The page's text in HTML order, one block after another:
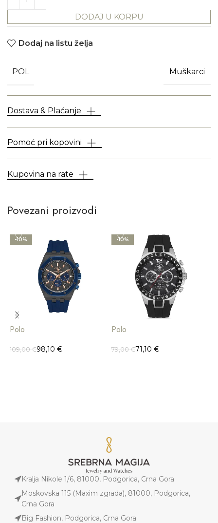
DODAJ U KORPU
Dodaj na listu želja
POL Muškarci
Dostava & Plaćanje
Pomoć pri kopovini
Kupovina na rate
Povezani proizvodi
-10%
Polo
109,00€98,10 €
-10%
Polo
79,00€71,10 €
Kralja Nikole 1/6, 81000, Podgorica, Crna Gora
Moskovska 115 (Maxim zgrada), 81000, Podgorica,
Crna Gora
Big Fashion, Podgorica, Crna Gora